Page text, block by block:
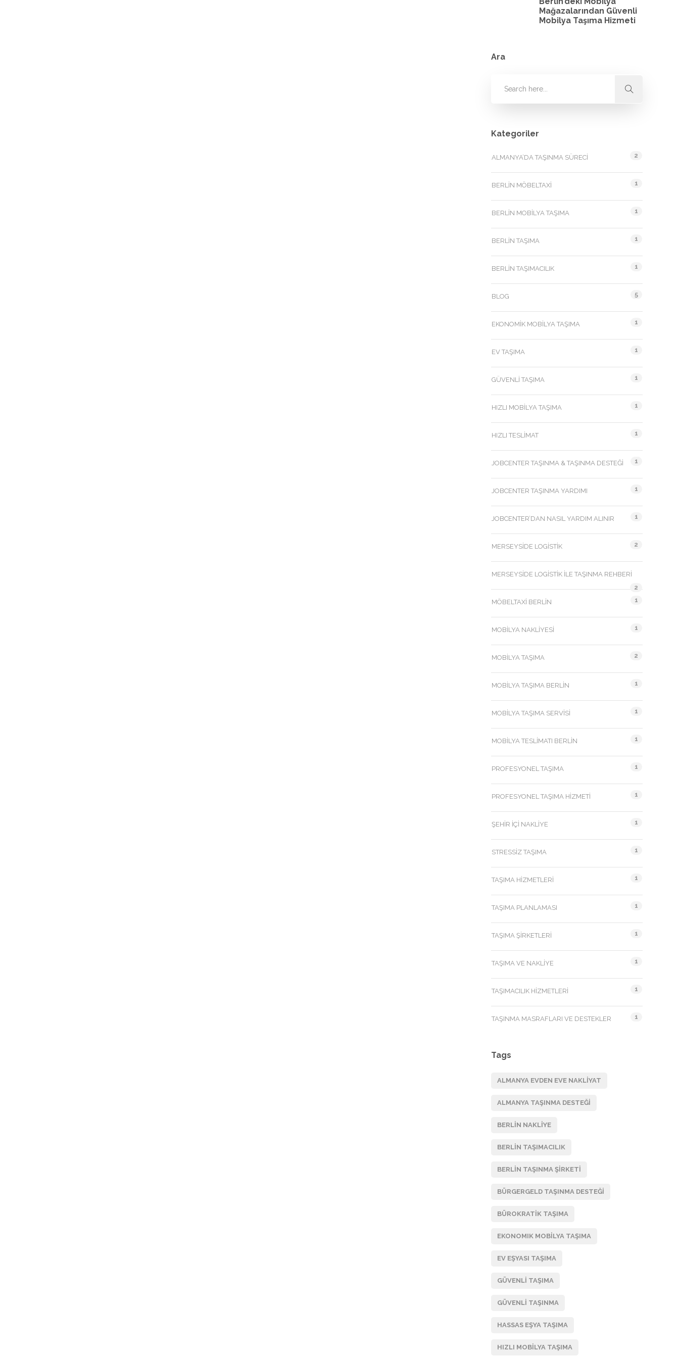
Mağazalarından Güvenli
Mobilya Taşıma Hizmeti
Ara
Kategoriler
ALMANYA’DA TAŞINMA SÜRECI 2
BERLIN MÖBELTAXI 1
BERLIN MOBILYA TAŞIMA 1
BERLIN TAŞIMA 1
BERLIN TAŞIMACILIK 1
BLOG 5
EKONOMIK MOBILYA TAŞIMA 1
EV TAŞIMA 1
GÜVENLI TAŞIMA 1
HIZLI MOBILYA TAŞIMA 1
HIZLI TESLIMAT 1
JOBCENTER TAŞINMA & TAŞINMA DESTEĞI 1
JOBCENTER TAŞINMA YARDIMI 1
JOBCENTER’DAN NASIL YARDIM ALINIR 1
MERSEYSIDE LOGISTIK 2
MERSEYSIDE LOGISTIK ILE TAŞINMA REHBERI
2
MÖBELTAXI BERLIN
1
MOBILYA NAKLIYESI 1
MOBILYA TAŞIMA 2
MOBILYA TAŞIMA BERLIN 1
MOBILYA TAŞIMA SERVISI 1
MOBILYA TESLIMATI BERLIN 1
PROFESYONEL TAŞIMA 1
PROFESYONEL TAŞIMA HIZMETI 1
ŞEHIR İÇI NAKLIYE 1
STRESSIZ TAŞIMA 1
TAŞIMA HIZMETLERI 1
TAŞIMA PLANLAMASI 1
TAŞIMA ŞIRKETLERI 1
TAŞIMA VE NAKLIYE 1
TAŞIMACILIK HIZMETLERI 1
TAŞINMA MASRAFLARI VE DESTEKLER 1
Tags
ALMANYA EVDEN EVE NAKLIYAT
ALMANYA TAŞINMA DESTEĞI
BERLIN NAKLIYE
BERLIN TAŞIMACILIK
BERLIN TAŞINMA ŞIRKETI
BÜRGERGELD TAŞINMA DESTEĞI
BÜROKRATIK TAŞIMA
EKONOMIK MOBILYA TAŞIMA
EV EŞYASI TAŞIMA
GÜVENLI TAŞIMA
GÜVENLI TAŞINMA
HASSAS EŞYA TAŞIMA
HIZLI MOBILYA TAŞIMA